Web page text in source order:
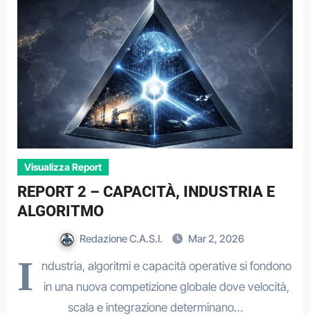
Visualizza Report
REPORT 2 – CAPACITÀ, INDUSTRIA E
ALGORITMO
Redazione C.A.S.I. Mar 2, 2026
I
ndustria, algoritmi e capacità operative si fondono
in una nuova competizione globale dove velocità,
scala e integrazione determinano…